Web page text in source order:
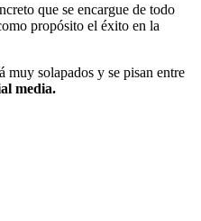
que se encargue de todo
propósito el éxito en la
muy solapados y se pisan entre
media.